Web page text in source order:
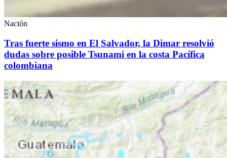
Nación
Tras fuerte sismo en El Salvador, la Dimar resolvió
dudas sobre posible Tsunami en la costa Pacífica
colombiana